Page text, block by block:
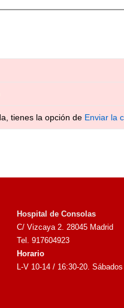
tienes la opción de Enviar la
Hospital de Consolas
C/ Vizcaya 2. 28045 Madrid
Tel. 917604923
Horario
L-V 10-14 / 16:30-20.